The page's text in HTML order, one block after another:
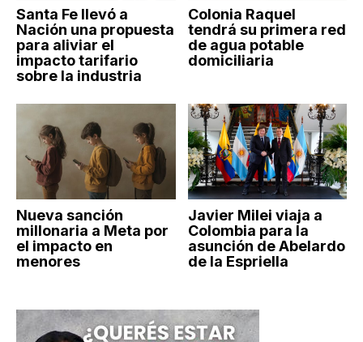
Santa Fe llevó a
Nación una propuesta
para aliviar el
impacto tarifario
sobre la industria
Colonia Raquel
tendrá su primera red
de agua potable
domiciliaria
Nueva sanción
millonaria a Meta por
el impacto en
menores
Javier Milei viaja a
Colombia para la
asunción de Abelardo
de la Espriella